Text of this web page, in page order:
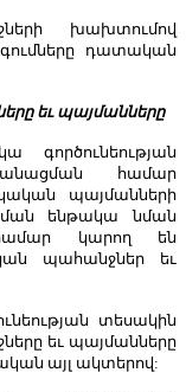
խախտումով
դատական
եւ պայմանները
գործունեության
համար
պայմանների
ենթակա նման
համար կարող են
պահանջներ եւ
տեսակին
եւ պայմանները
այլ ակտերով: